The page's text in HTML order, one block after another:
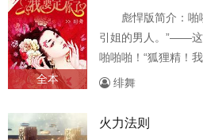
全本
彪悍版简介：啪
引姐的男人。”——这
啪啪啪！“狐狸精！
今的她，在被别的女
绯舞
火力法则